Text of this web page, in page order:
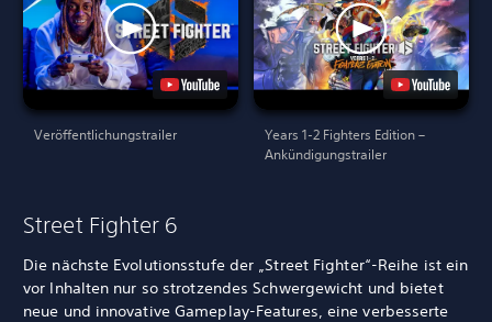
Street Fighter 6
Die nächste Evolutionsstufe der „Street Fighter“-Reihe ist ein
vor Inhalten nur so strotzendes Schwergewicht und bietet
neue und innovative Gameplay-Features, eine verbesserte
Veröffentlichungstrailer
Years 1-2 Fighters Edition –
Ankündigungstrailer